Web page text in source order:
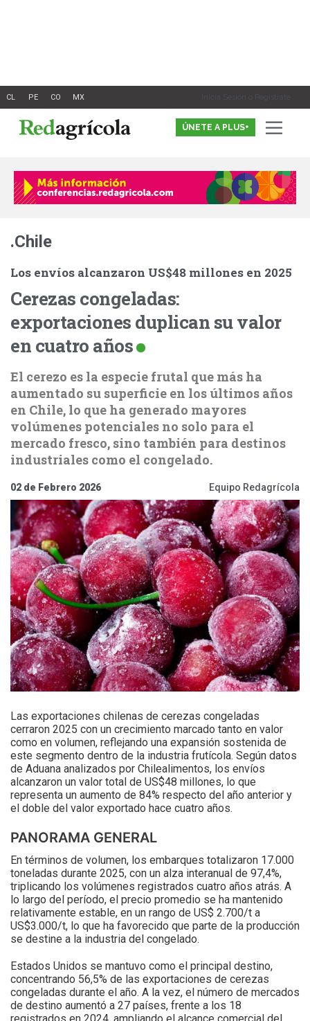
Inicia Sesión o Registrate
ÚNETE A PLUS+
.Chile
Los envíos alcanzaron US$48 millones en 2025
Cerezas congeladas:
exportaciones duplican su valor
en cuatro años
El cerezo es la especie frutal que más ha
aumentado su superficie en los últimos años
en Chile, lo que ha generado mayores
volúmenes potenciales no solo para el
mercado fresco, sino también para destinos
industriales como el congelado.
02 de Febrero 2026 Equipo Redagrícola
Las exportaciones chilenas de cerezas congeladas
cerraron 2025 con un crecimiento marcado tanto en valor
como en volumen, reflejando una expansión sostenida de
este segmento dentro de la industria frutícola. Según datos
de Aduana analizados por Chilealimentos, los envíos
alcanzaron un valor total de US$48 millones, lo que
representa un aumento de 84% respecto del año anterior y
el doble del valor exportado hace cuatro años.
PANORAMA GENERAL
En términos de volumen, los embarques totalizaron 17.000
toneladas durante 2025, con un alza interanual de 97,4%,
triplicando los volúmenes registrados cuatro años atrás. A
lo largo del período, el precio promedio se ha mantenido
relativamente estable, en un rango de US$ 2.700/t a
US$3.000/t, lo que ha favorecido que parte de la producción
se destine a la industria del congelado.
Estados Unidos se mantuvo como el principal destino,
concentrando 56,5% de las exportaciones de cerezas
congeladas durante el año. A la vez, el número de mercados
de destino aumentó a 27 países, frente a los 18